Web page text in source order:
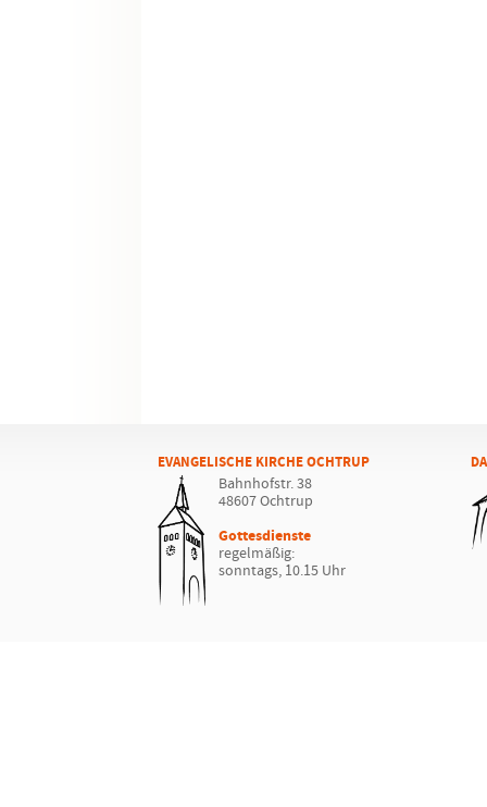
EVANGELISCHE KIRCHE OCHTRUP
Bahnhofstr. 38
48607 Ochtrup
Gottesdienste
regelmäßig:
sonntags, 10.15 Uhr